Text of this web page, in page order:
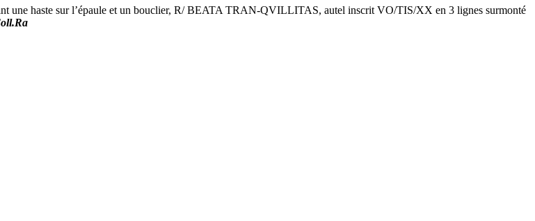
une haste sur l’épaule et un bouclier, R/ BEATA TRAN-QVILLITAS, autel inscrit VO/TIS/XX en 3 lignes surmonté